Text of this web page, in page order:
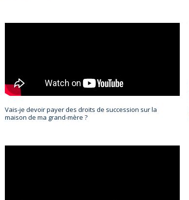
Vais-je devoir payer des droits de succession sur la
maison de ma grand-mère ?